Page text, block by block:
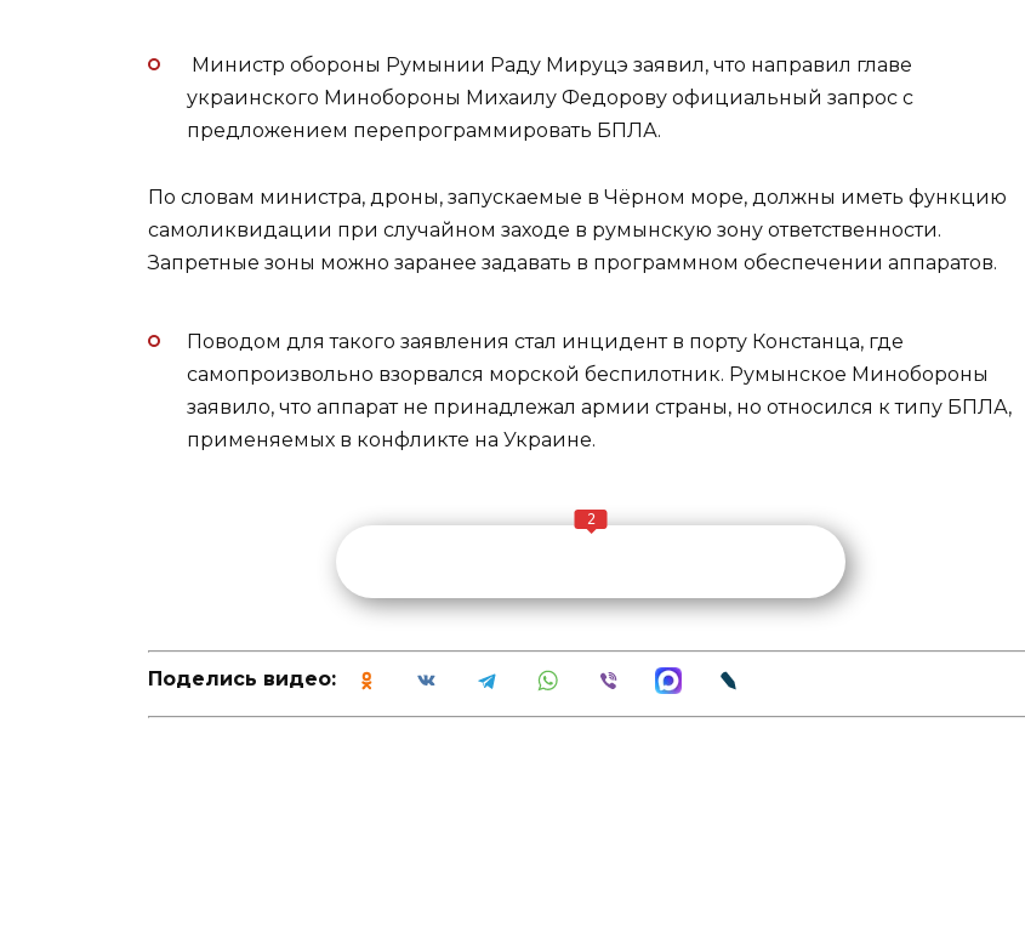
Министр обороны Румынии Раду Мируцэ заявил, что направил главе
украинского Минобороны Михаилу Федорову официальный запрос с
предложением перепрограммировать БПЛА.
По словам министра, дроны, запускаемые в Чёрном море, должны иметь функцию
самоликвидации при случайном заходе в румынскую зону ответственности.
Запретные зоны можно заранее задавать в программном обеспечении аппаратов.
Поводом для такого заявления стал инцидент в порту Констанца, где
самопроизвольно взорвался морской беспилотник. Румынское Минобороны
заявило, что аппарат не принадлежал армии страны, но относился к типу БПЛА,
применяемых в конфликте на Украине.
2
Поделись видео: